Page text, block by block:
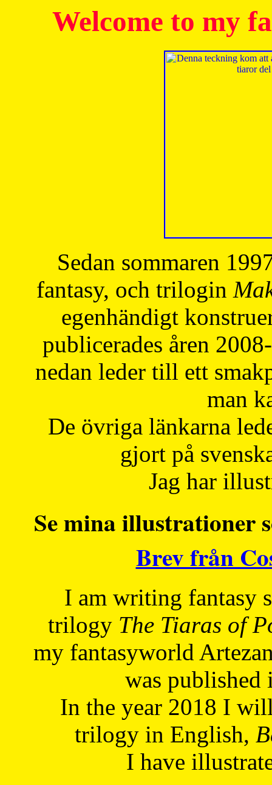
Welcome to my
Sedan sommaren
fantasy, och trilogin
egenhändigt
publicerades åren
nedan leder till ett
man
De övriga länkarna
gjort på
Jag har
Se mina illustrationer
Brev från
I am writing fantasy
trilogy The Tiaras of
my fantasyworld
was published
In the year 2018 I
trilogy in English,
I have